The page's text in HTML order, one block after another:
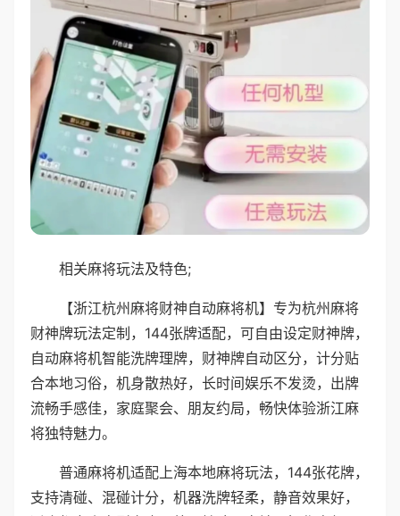
相关麻将玩法及特色;
【浙江杭州麻将财神自动麻将机】专为杭州麻将
财神牌玩法定制，144张牌适配，可自由设定财神牌，
自动麻将机智能洗牌理牌，财神牌自动区分，计分贴
合本地习俗，机身散热好，长时间娱乐不发烫，出牌
流畅手感佳，家庭聚会、朋友约局，畅快体验浙江麻
将独特魅力。
普通麻将机适配上海本地麻将玩法，144张花牌，
支持清碰、混碰计分，机器洗牌轻柔，静音效果好，